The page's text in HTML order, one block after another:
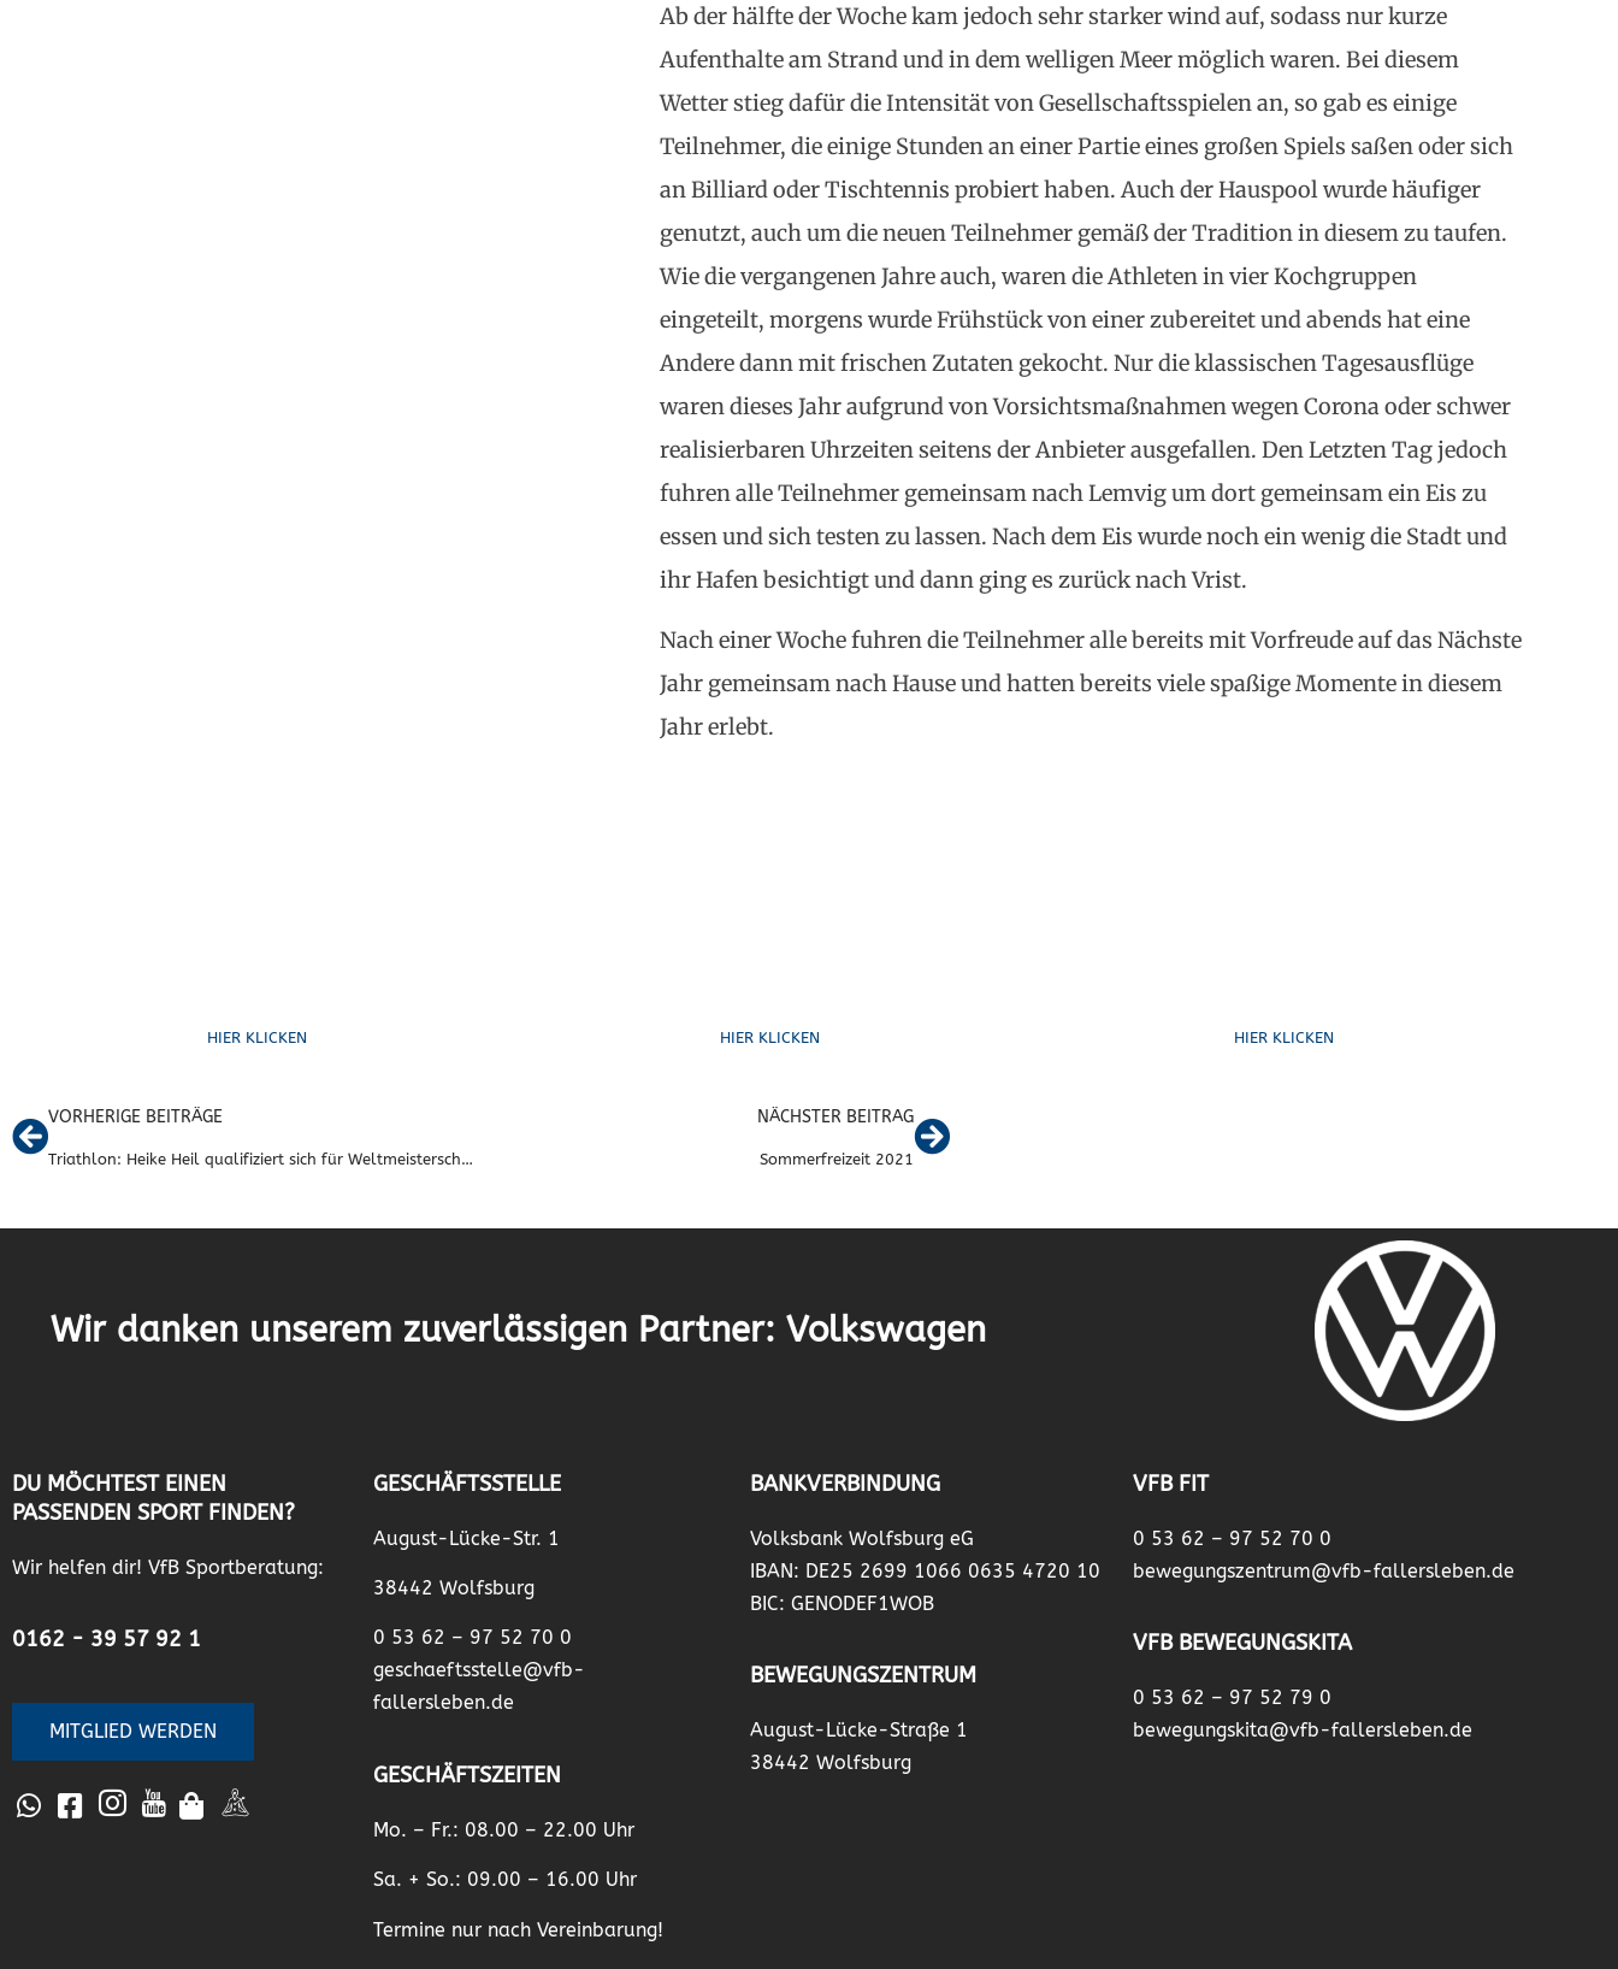
Ab der hälfte der Woche kam jedoch sehr starker wind auf, sodass nur kurze
Aufenthalte am Strand und in dem welligen Meer möglich waren. Bei diesem
Wetter stieg dafür die Intensität von Gesellschaftsspielen an, so gab es einige
Teilnehmer, die einige Stunden an einer Partie eines großen Spiels saßen oder sich
an Billiard oder Tischtennis probiert haben. Auch der Hauspool wurde häufiger
genutzt, auch um die neuen Teilnehmer gemäß der Tradition in diesem zu taufen.
Wie die vergangenen Jahre auch, waren die Athleten in vier Kochgruppen
eingeteilt, morgens wurde Frühstück von einer zubereitet und abends hat eine
Andere dann mit frischen Zutaten gekocht. Nur die klassischen Tagesausflüge
waren dieses Jahr aufgrund von Vorsichtsmaßnahmen wegen Corona oder schwer
realisierbaren Uhrzeiten seitens der Anbieter ausgefallen. Den Letzten Tag jedoch
fuhren alle Teilnehmer gemeinsam nach Lemvig um dort gemeinsam ein Eis zu
essen und sich testen zu lassen. Nach dem Eis wurde noch ein wenig die Stadt und
ihr Hafen besichtigt und dann ging es zurück nach Vrist.
Nach einer Woche fuhren die Teilnehmer alle bereits mit Vorfreude auf das Nächste
Jahr gemeinsam nach Hause und hatten bereits viele spaßige Momente in diesem
Jahr erlebt.
HIER KLICKEN HIER KLICKEN HIER KLICKEN
VORHERIGE BEITRÄGE
Triathlon: Heike Heil qualifiziert sich für Weltmeisterschaft auf Hawaii
NÄCHSTER BEITRAG
Sommerfreizeit 2021
Wir danken unserem zuverlässigen Partner: Volkswagen
DU MÖCHTEST EINEN
PASSENDEN SPORT FINDEN?
Wir helfen dir! VfB Sportberatung:
0162 - 39 57 92 1
MITGLIED WERDEN
GESCHÄFTSSTELLE
August-Lücke-Str. 1
38442 Wolfsburg
0 53 62 – 97 52 70 0
geschaeftsstelle@vfb-
fallersleben.de
GESCHÄFTSZEITEN
Mo. – Fr.: 08.00 – 22.00 Uhr
Sa. + So.: 09.00 – 16.00 Uhr
Termine nur nach Vereinbarung!
BANKVERBINDUNG
Volksbank Wolfsburg eG
IBAN: DE25 2699 1066 0635 4720 10
BIC: GENODEF1WOB
BEWEGUNGSZENTRUM
August-Lücke-Straße 1
38442 Wolfsburg
VFB FIT
0 53 62 – 97 52 70 0
bewegungszentrum@vfb-fallersleben.de
VFB BEWEGUNGSKITA
0 53 62 – 97 52 79 0
bewegungskita@vfb-fallersleben.de